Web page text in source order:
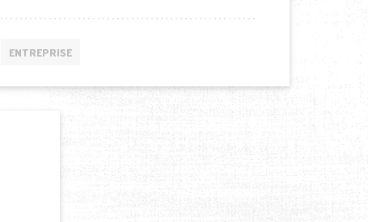
ENTREPRISE